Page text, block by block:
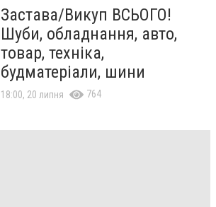
Застава/Викуп ВСЬОГО!
Шуби, обладнання, авто,
товар, техніка,
будматеріали, шини
18:00, 20 липня 764